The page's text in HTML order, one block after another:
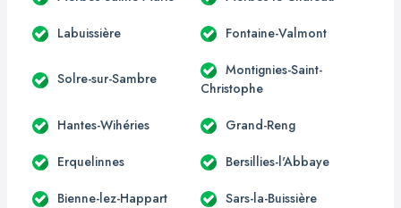
Labuissière Fontaine-Valmont
Solre-sur-Sambre
Montignies-Saint-
Christophe
Hantes-Wihéries Grand-Reng
Erquelinnes Bersillies-l'Abbaye
Bienne-lez-Happart Sars-la-Buissière